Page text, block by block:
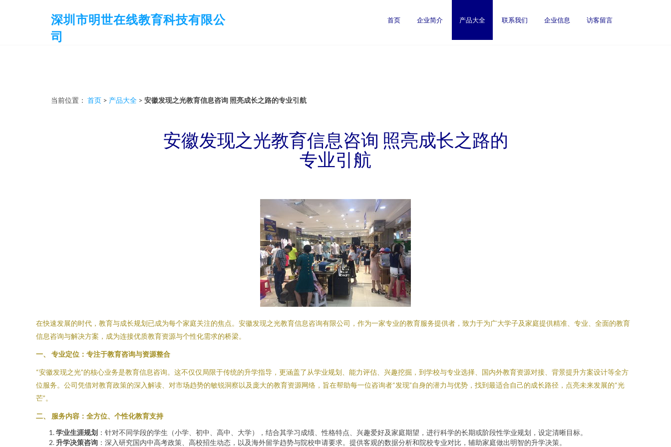
深圳市明世在线教育科技有限公
司
首页 企业简介 产品大全 联系我们 企业信息 访客留言
当前位置： 首页 > 产品大全 > 安徽发现之光教育信息咨询 照亮成长之路的专业引航
安徽发现之光教育信息咨询 照亮成长之路的
专业引航
在快速发展的时代，教育与成长规划已成为每个家庭关注的焦点。安徽发现之光教育信息咨询有限公司，作为一家专业的教育服务提供者，致力于为广大学子及家庭提供精准、专业、全面的教育
信息咨询与解决方案，成为连接优质教育资源与个性化需求的桥梁。
一、 专业定位：专注于教育咨询与资源整合
“安徽发现之光”的核心业务是教育信息咨询。这不仅仅局限于传统的升学指导，更涵盖了从学业规划、能力评估、兴趣挖掘，到学校与专业选择、国内外教育资源对接、背景提升方案设计等全方
位服务。公司凭借对教育政策的深入解读、对市场趋势的敏锐洞察以及庞大的教育资源网络，旨在帮助每一位咨询者“发现”自身的潜力与优势，找到最适合自己的成长路径，点亮未来发展的“光
芒”。
二、 服务内容：全方位、个性化教育支持
学业生涯规划 ：针对不同学段的学生（小学、初中、高中、大学），结合其学习成绩、性格特点、兴趣爱好及家庭期望，进行科学的长期或阶段性学业规划，设定清晰目标。
升学决策咨询 ：深入研究国内中高考政策、高校招生动态，以及海外留学趋势与院校申请要求。提供客观的数据分析和院校专业对比，辅助家庭做出明智的升学决策。